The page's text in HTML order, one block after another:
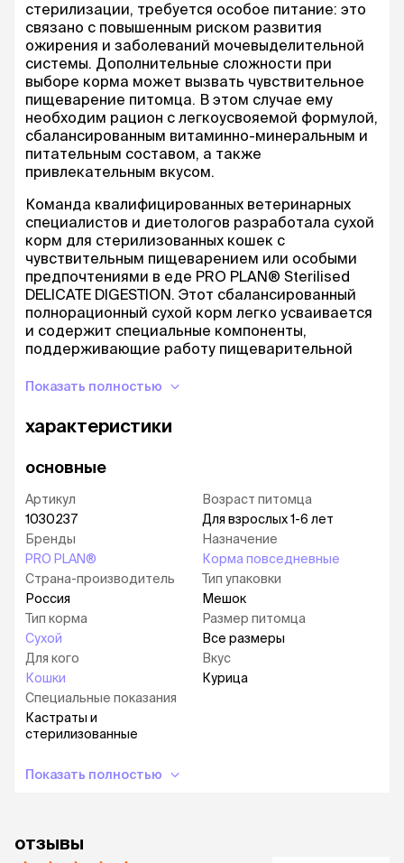
стерилизации, требуется особое питание: это
связано с повышенным риском развития
ожирения и заболеваний мочевыделительной
системы. Дополнительные сложности при
выборе корма может вызвать чувствительное
пищеварение питомца. В этом случае ему
необходим рацион с легкоусвояемой формулой,
сбалансированным витаминно-минеральным и
питательным составом, а также
привлекательным вкусом.
Команда квалифицированных ветеринарных
специалистов и диетологов разработала сухой
корм для стерилизованных кошек с
чувствительным пищеварением или особыми
предпочтениями в еде PRO PLAN® Sterilised
DELICATE DIGESTION. Этот сбалансированный
полнорационный сухой корм легко усваивается
и содержит специальные компоненты,
поддерживающие работу пищеварительной
корма благодаря отобранным
высококачественным источникам белка
Подходит привередливым питомцам с
чувствительным пищеварением
Помогает поддерживать оптимальный вес
тела кошки, а также здоровье их
мочевыделительной системы
Корм сухой для кошек PRO PLAN® Sterilised
DELICATE DIGESTION (Чувствительное
пищеварение) — это полюбившийся PRO PLAN®
Sterilised OptiDigest с новым названием, но
прежним качеством.
Рационы PRO PLAN® разработаны на основе
рекомендованы ветеринарными
Скрябина признаёт экспертизу компании
Показать полностью
характеристики
основные
Артикул
1030237
Бренды
PRO PLAN®
Страна-производитель
Россия
Тип корма
Сухой
Для кого
Кошки
Специальные показания
Кастраты и
стерилизованные
Возраст питомца
Для взрослых 1-6 лет
Назначение
Корма повседневные
Тип упаковки
Мешок
Размер питомца
Все размеры
Вкус
Курица
Показать полностью
отзывы